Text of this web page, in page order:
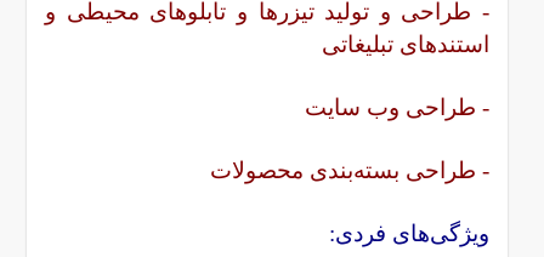
- طراحی و تولید تیزرها و تابلوهای محیطی و
استندهای تبلیغاتی
- طراحی وب سایت
- طراحی بسته‌بندی محصولات
ویژگی‌های فردی: